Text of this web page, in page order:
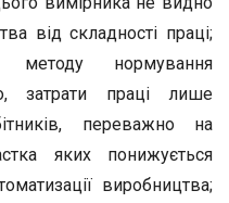
від складності праці;
методу нормування
затрати праці лише
переважно на
яких понижується
виробництва;